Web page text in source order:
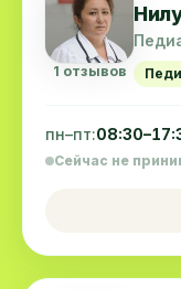
1 отзывов
пн–пт:
Сейчас не